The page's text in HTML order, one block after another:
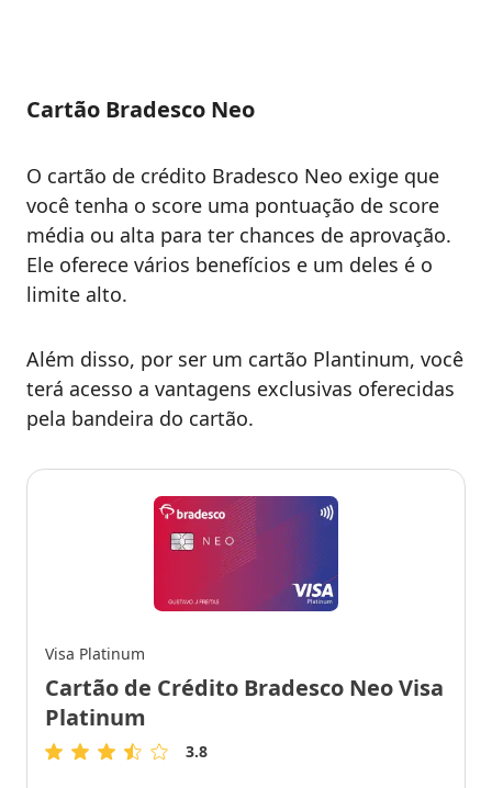
Cartão Bradesco Neo
O cartão de crédito Bradesco Neo exige que
você tenha o score uma pontuação de score
média ou alta para ter chances de aprovação.
Ele oferece vários benefícios e um deles é o
limite alto.
Além disso, por ser um cartão Plantinum, você
terá acesso a vantagens exclusivas oferecidas
pela bandeira do cartão.
Visa Platinum
Cartão de Crédito Bradesco Neo Visa
Platinum
3.8
3.8